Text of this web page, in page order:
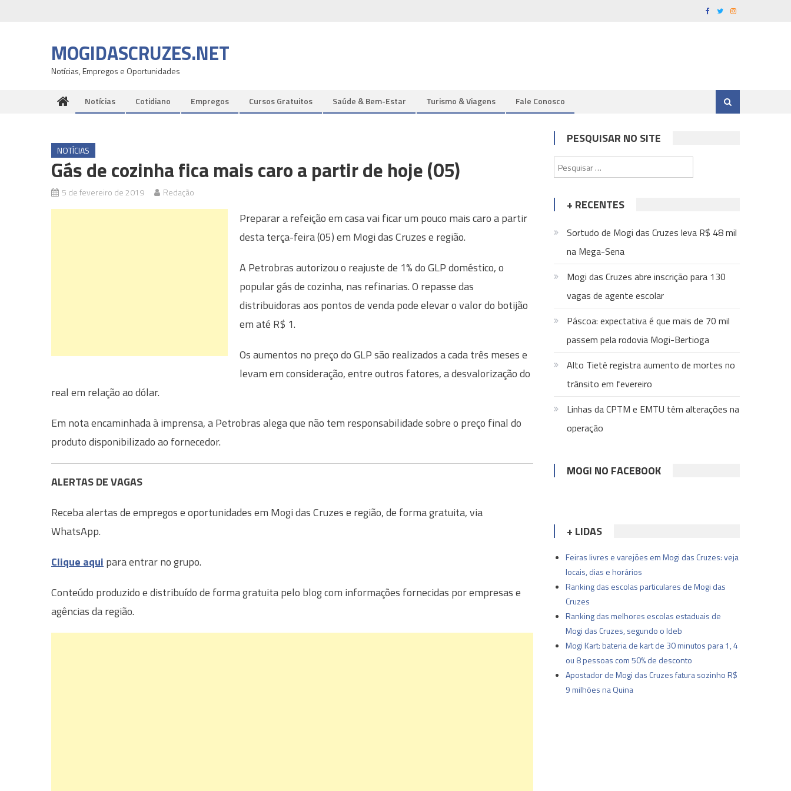
MOGIDASCRUZES.NET
Notícias, Empregos e Oportunidades
Notícias Cotidiano Empregos Cursos Gratuitos Saúde & Bem-Estar Turismo & Viagens Fale Conosco
NOTÍCIAS
Gás de cozinha fica mais caro a partir de hoje (05)
5 de fevereiro de 2019 Redação
Preparar a refeição em casa vai ficar um pouco mais caro a partir
desta terça-feira (05) em Mogi das Cruzes e região.
A Petrobras autorizou o reajuste de 1% do GLP doméstico, o
popular gás de cozinha, nas refinarias. O repasse das
distribuidoras aos pontos de venda pode elevar o valor do botijão
em até R$ 1.
Os aumentos no preço do GLP são realizados a cada três meses e
levam em consideração, entre outros fatores, a desvalorização do
real em relação ao dólar.
Em nota encaminhada à imprensa, a Petrobras alega que não tem responsabilidade sobre o preço final do
produto disponibilizado ao fornecedor.
ALERTAS DE VAGAS
Receba alertas de empregos e oportunidades em Mogi das Cruzes e região, de forma gratuita, via
WhatsApp.
Clique aqui para entrar no grupo.
Conteúdo produzido e distribuído de forma gratuita pelo blog com informações fornecidas por empresas e
agências da região.
PESQUISAR NO SITE
por:
+ RECENTES
Sortudo de Mogi das Cruzes leva R$ 48 mil
na Mega-Sena
Mogi das Cruzes abre inscrição para 130
vagas de agente escolar
Páscoa: expectativa é que mais de 70 mil
passem pela rodovia Mogi-Bertioga
Alto Tietê registra aumento de mortes no
trânsito em fevereiro
Linhas da CPTM e EMTU têm alterações na
operação
MOGI NO FACEBOOK
+ LIDAS
Feiras livres e varejões em Mogi das Cruzes: veja
locais, dias e horários
Ranking das escolas particulares de Mogi das
Cruzes
Ranking das melhores escolas estaduais de
Mogi das Cruzes, segundo o Ideb
Mogi Kart: bateria de kart de 30 minutos para 1, 4
ou 8 pessoas com 50% de desconto
Apostador de Mogi das Cruzes fatura sozinho R$
9 milhões na Quina